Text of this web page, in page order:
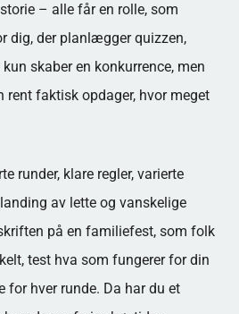
– alle får en rolle, som
dig, der planlægger quizzen,
skaber en konkurrence, men
rent faktisk opdager, hvor meget
runder, klare regler, varierte
av lette og vanskelige
på en familiefest, som folk
test hva som fungerer for din
for hver runde. Da har du et